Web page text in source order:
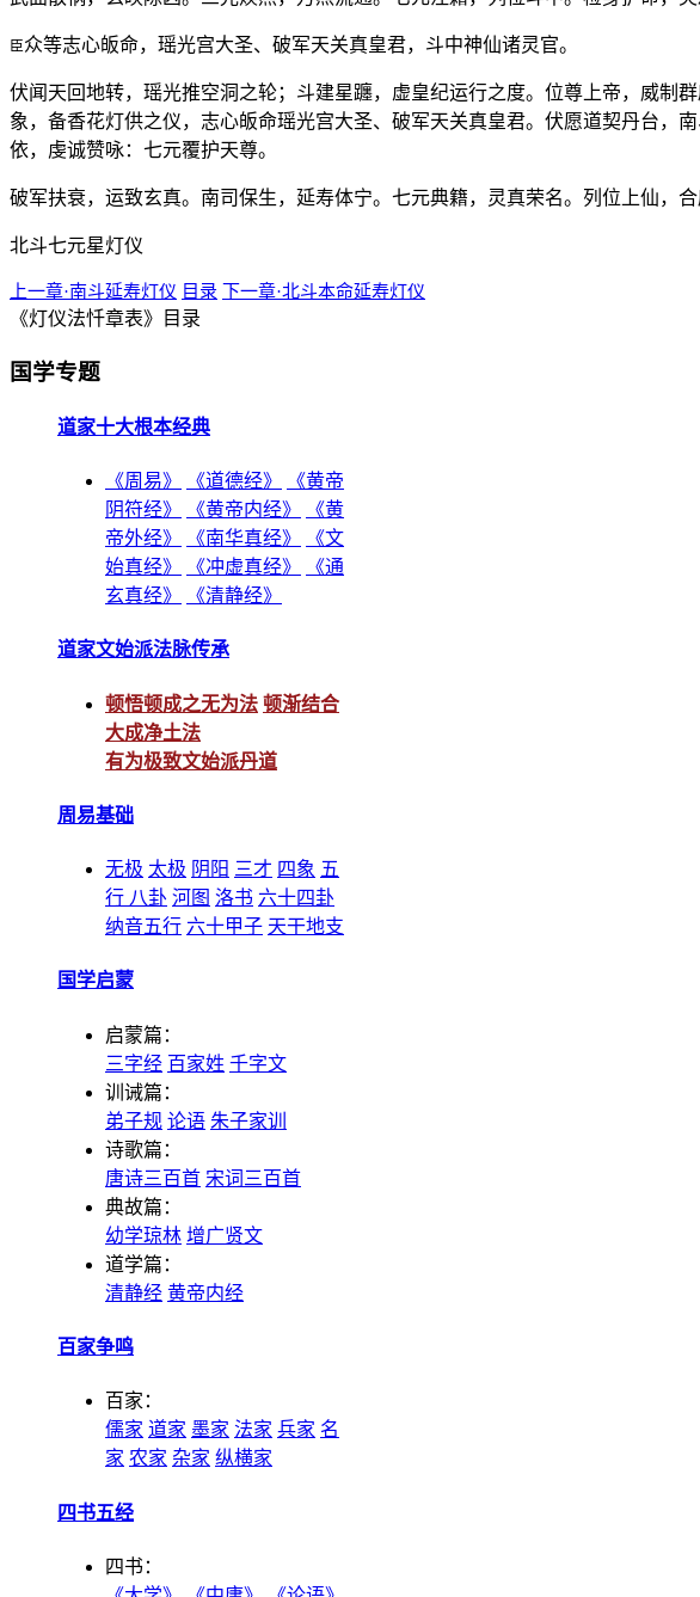
臣众等志心皈命，瑶光宫大圣、破军天关真皇君，斗中神仙诸灵官。
伏闻天回地转，瑶光推空洞之轮；斗建星躔，虚皇纪运行之度。位尊上帝，威制
象，备香花灯供之仪，志心皈命瑶光宫大圣、破军天关真皇君。伏愿道契丹台，
依，虔诚赞咏：七元覆护天尊。
破军扶衰，运致玄真。南司保生，延寿体宁。七元典籍，灵真荣名。列位上仙，
北斗七元星灯仪
上一章·南斗延寿灯仪 目录 下一章·北斗本命延寿灯仪
《灯仪法忏章表》目录
国学专题
道家十大根本经典
《周易》 《道德经》
《黄帝
阴符经》
《黄帝内经》
《黄
帝外经》
《南华真经》
《文
始真经》
《冲虚真经》
《通
玄真经》
《清静经》
道家文始派法脉传承
顿悟顿成之无为法 顿渐结合
大成净土法
有为极致文始派丹道
周易基础
无极 太极 阴阳 三才 四象 五
行 八卦 河图 洛书 六十四卦
纳音五行 六十甲子 天干地支
国学启蒙
启蒙篇：
三字经 百家姓 千字文
训诫篇：
弟子规 论语 朱子家训
诗歌篇：
唐诗三百首 宋词三百首
典故篇：
幼学琼林 增广贤文
道学篇：
清静经 黄帝内经
百家争鸣
百家：
儒家 道家 墨家 法家 兵家 名
家 农家 杂家 纵横家
四书五经
四书：